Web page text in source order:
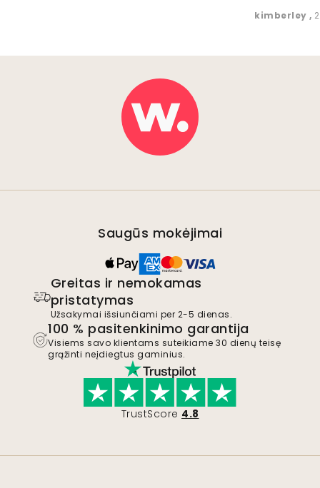
kimberley,
Saugūs mokėjimai
Greitas ir nemokamas
pristatymas
Užsakymai išsiunčiami per 2-5 dienas.
100 % pasitenkinimo garantija
Visiems savo klientams suteikiame 30 dienų teisę
grąžinti neįdiegtus gaminius.
TrustScore 4.8